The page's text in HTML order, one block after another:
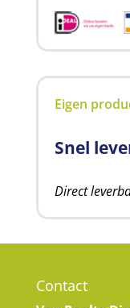
Eigen
Snel
Direct
Contact